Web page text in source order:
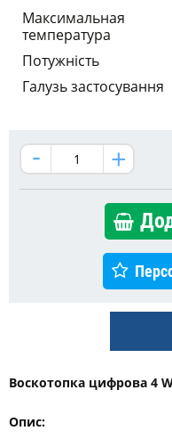
Максимальная
температура
Потужність
Галузь застосування
Воскотопка цифрова 4
Опис: